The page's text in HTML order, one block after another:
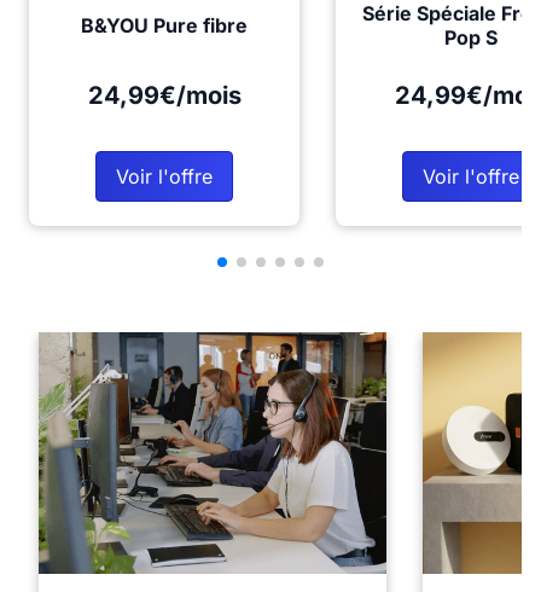
B&YOU Pure fibre
24,99€/mois
Voir l'offre
Série Spéciale
Pop S
24,99€/
Voir l'offre